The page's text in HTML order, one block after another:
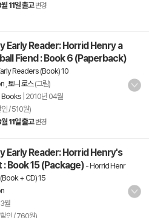
11일 출고 변경
Early Reader: Horrid Henry a
Fiend : Book 6 (Paperback)
Readers (Book) 10
토니 로스(그림)
Books 2010년 04월
/ 510원)
11일 출고 변경
Early Reader: Horrid Henry's
Book 15 (Package) -Horrid Henr
+ CD) 15
월
인 / 760원)